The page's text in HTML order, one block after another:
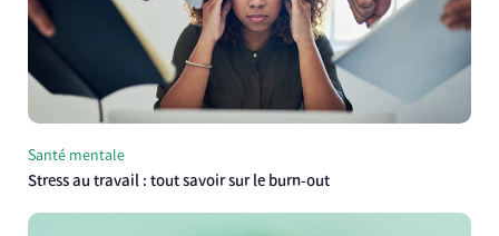
Santé mentale
Stress au travail : tout savoir sur le burn-out